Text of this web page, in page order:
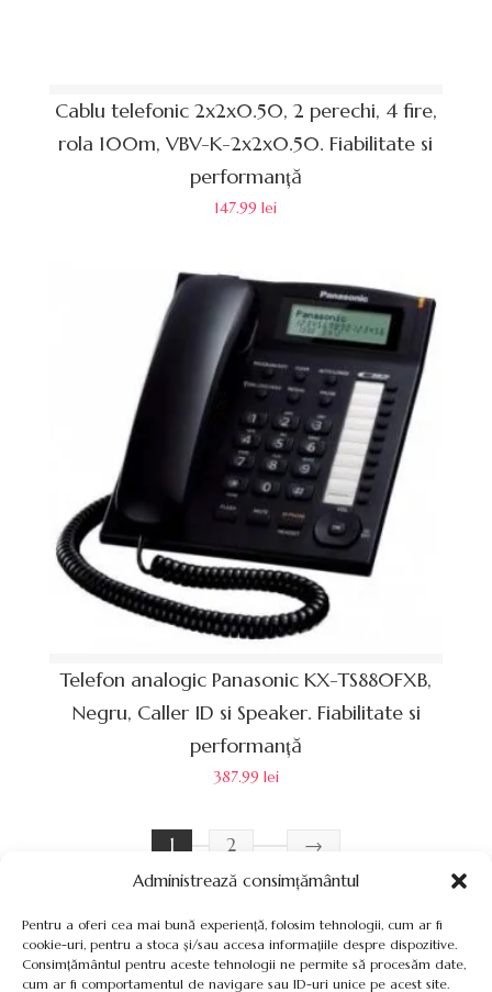
Administrează consimțământul
Pentru a oferi cea mai bună experiență, folosim tehnologii, cum ar fi
cookie-uri, pentru a stoca și/sau accesa informațiile despre dispozitive.
Consimțământul pentru aceste tehnologii ne permite să procesăm date,
cum ar fi comportamentul de navigare sau ID-uri unice pe acest site.
Cablu telefonic 2x2x0.50, 2 perechi, 4 fire,
rola 100m, VBV-K-2x2x0.50. Fiabilitate si
performanță
147.99lei
Telefon analogic Panasonic KX-TS880FXB,
Negru, Caller ID si Speaker. Fiabilitate si
performanță
387.99 lei
1 2 →